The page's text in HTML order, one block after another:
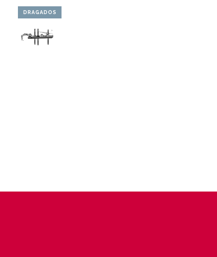
DRAGADOS